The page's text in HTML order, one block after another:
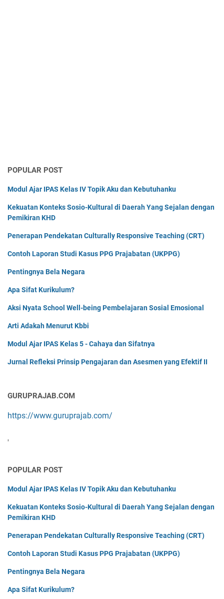
POPULAR POST
Modul Ajar IPAS Kelas IV Topik Aku dan Kebutuhanku
Kekuatan Konteks Sosio-Kultural di Daerah Yang Sejalan dengan
Pemikiran KHD
Penerapan Pendekatan Culturally Responsive Teaching (CRT)
Contoh Laporan Studi Kasus PPG Prajabatan (UKPPG)
Pentingnya Bela Negara
Apa Sifat Kurikulum?
Aksi Nyata School Well-being Pembelajaran Sosial Emosional
Arti Adakah Menurut Kbbi
Modul Ajar IPAS Kelas 5 - Cahaya dan Sifatnya
Jurnal Refleksi Prinsip Pengajaran dan Asesmen yang Efektif II
GURUPRAJAB.COM
https://www.guruprajab.com/
'
POPULAR POST
Modul Ajar IPAS Kelas IV Topik Aku dan Kebutuhanku
Kekuatan Konteks Sosio-Kultural di Daerah Yang Sejalan dengan
Pemikiran KHD
Penerapan Pendekatan Culturally Responsive Teaching (CRT)
Contoh Laporan Studi Kasus PPG Prajabatan (UKPPG)
Pentingnya Bela Negara
Apa Sifat Kurikulum?